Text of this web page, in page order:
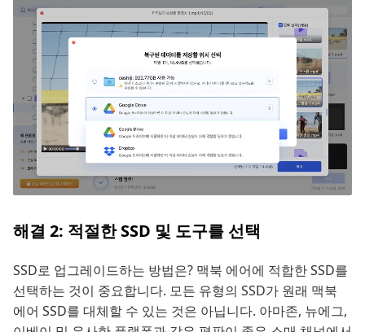
해결 2: 적절한 SSD 및 도구를 선택
SSD로 업그레이드하는 방법은? 맥북 에어에 적합한 SSD를
선택하는 것이 중요합니다. 모든 유형의 SSD가 원래 맥북
에어 SSD를 대체할 수 있는 것은 아닙니다. 아마존, 뉴에그,